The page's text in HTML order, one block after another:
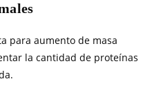
para aumento de masa
la cantidad de proteínas